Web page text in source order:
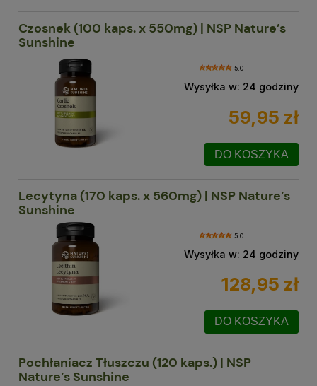
Czosnek (100 kaps. x 550mg) | NSP Nature’s
Sunshine
5.0
Wysyłka w: 24 godziny
59,95 zł
DO KOSZYKA
Lecytyna (170 kaps. x 560mg) | NSP Nature’s
Sunshine
5.0
Wysyłka w: 24 godziny
128,95 zł
DO KOSZYKA
Pochłaniacz Tłuszczu (120 kaps.) | NSP
Nature’s Sunshine